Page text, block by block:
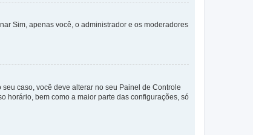
Sim, apenas você, o administrador e os moderadores
caso, você deve alterar no seu Painel de Controle
horário, bem como a maior parte das configurações, só